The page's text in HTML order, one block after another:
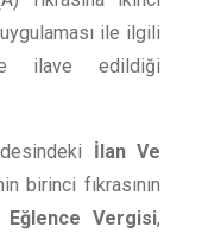
ile ilgili
ilave edildiği
İlan Ve
birinci fıkrasının
Eğlence Vergisi,